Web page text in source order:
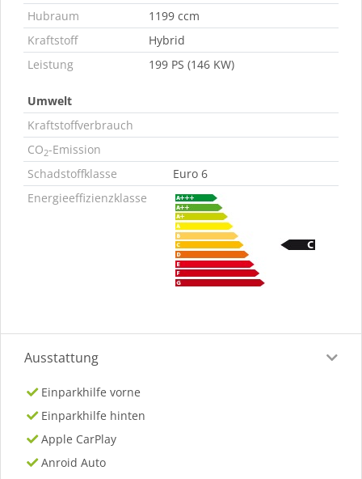
Hubraum
1199 ccm
Kraftstoff
Hybrid
Leistung
199 PS (146 KW)
Umwelt
Kraftstoffverbrauch
CO2-Emission
Schadstoffklasse
Euro 6
Energieeffizienzklasse
Ausstattung
Einparkhilfe vorne
Einparkhilfe hinten
Apple CarPlay
Anroid Auto